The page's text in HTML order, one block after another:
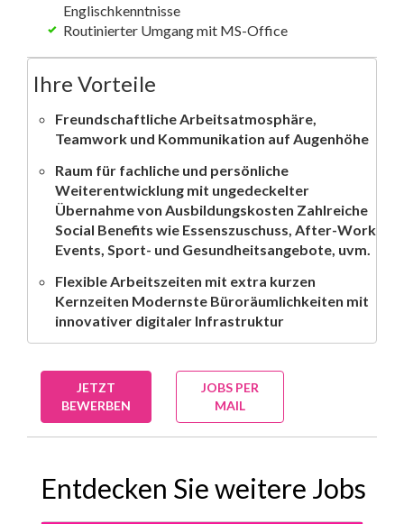
Englischkenntnisse
Routinierter Umgang mit MS-Office
Ihre Vorteile
Freundschaftliche Arbeitsatmosphäre,
Teamwork und Kommunikation auf Augenhöhe
Raum für fachliche und persönliche
Weiterentwicklung mit ungedeckelter
Übernahme von Ausbildungskosten Zahlreiche
Social Benefits wie Essenszuschuss, After-Work
Events, Sport- und Gesundheitsangebote, uvm.
Flexible Arbeitszeiten mit extra kurzen
Kernzeiten Modernste Büroräumlichkeiten mit
innovativer digitaler Infrastruktur
JETZT
BEWERBEN
JOBS PER
MAIL
Entdecken Sie weitere Jobs